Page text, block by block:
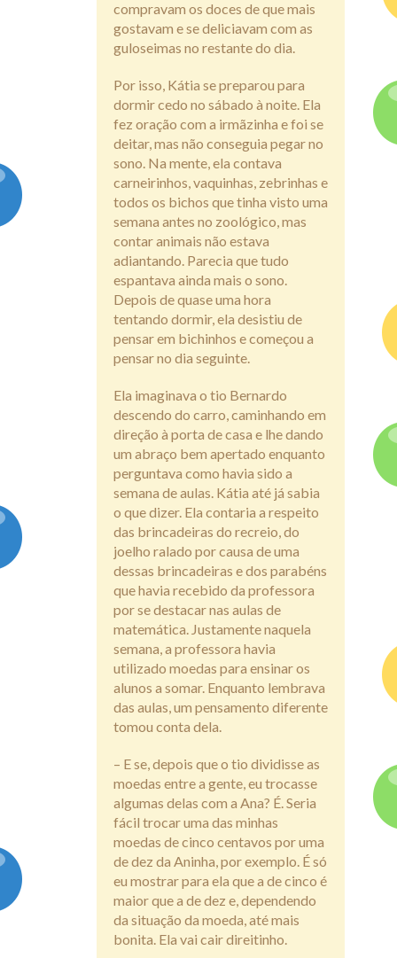
compravam os doces de que mais
gostavam e se deliciavam com as
guloseimas no restante do dia.
Por isso, Kátia se preparou para
dormir cedo no sábado à noite. Ela
fez oração com a irmãzinha e foi se
deitar, mas não conseguia pegar no
sono. Na mente, ela contava
carneirinhos, vaquinhas, zebrinhas e
todos os bichos que tinha visto uma
semana antes no zoológico, mas
contar animais não estava
adiantando. Parecia que tudo
espantava ainda mais o sono.
Depois de quase uma hora
tentando dormir, ela desistiu de
pensar em bichinhos e começou a
pensar no dia seguinte.
Ela imaginava o tio Bernardo
descendo do carro, caminhando em
direção à porta de casa e lhe dando
um abraço bem apertado enquanto
perguntava como havia sido a
semana de aulas. Kátia até já sabia
o que dizer. Ela contaria a respeito
das brincadeiras do recreio, do
joelho ralado por causa de uma
dessas brincadeiras e dos parabéns
que havia recebido da professora
por se destacar nas aulas de
matemática. Justamente naquela
semana, a professora havia
utilizado moedas para ensinar os
alunos a somar. Enquanto lembrava
das aulas, um pensamento diferente
tomou conta dela.
– E se, depois que o tio dividisse as
moedas entre a gente, eu trocasse
algumas delas com a Ana? É. Seria
fácil trocar uma das minhas
moedas de cinco centavos por uma
de dez da Aninha, por exemplo. É só
eu mostrar para ela que a de cinco é
maior que a de dez e, dependendo
da situação da moeda, até mais
bonita. Ela vai cair direitinho.